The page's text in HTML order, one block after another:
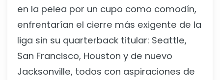
en la pelea por un cupo como comodín,
enfrentarían el cierre más exigente de la
liga sin su quarterback titular: Seattle,
San Francisco, Houston y de nuevo
Jacksonville, todos con aspiraciones de